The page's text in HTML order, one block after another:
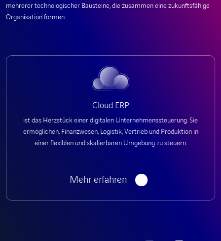
mehrerer technologischer Bausteine, die zusammen eine zukunftsfähige
Organisation formen:
Cloud ERP
ist das Herzstück einer digitalen Unternehmenssteuerung. Sie
ermöglichen, Finanzwesen, Logistik, Vertrieb und Produktion in
einer flexiblen und skalierbaren Umgebung zu steuern.
Mehr erfahren